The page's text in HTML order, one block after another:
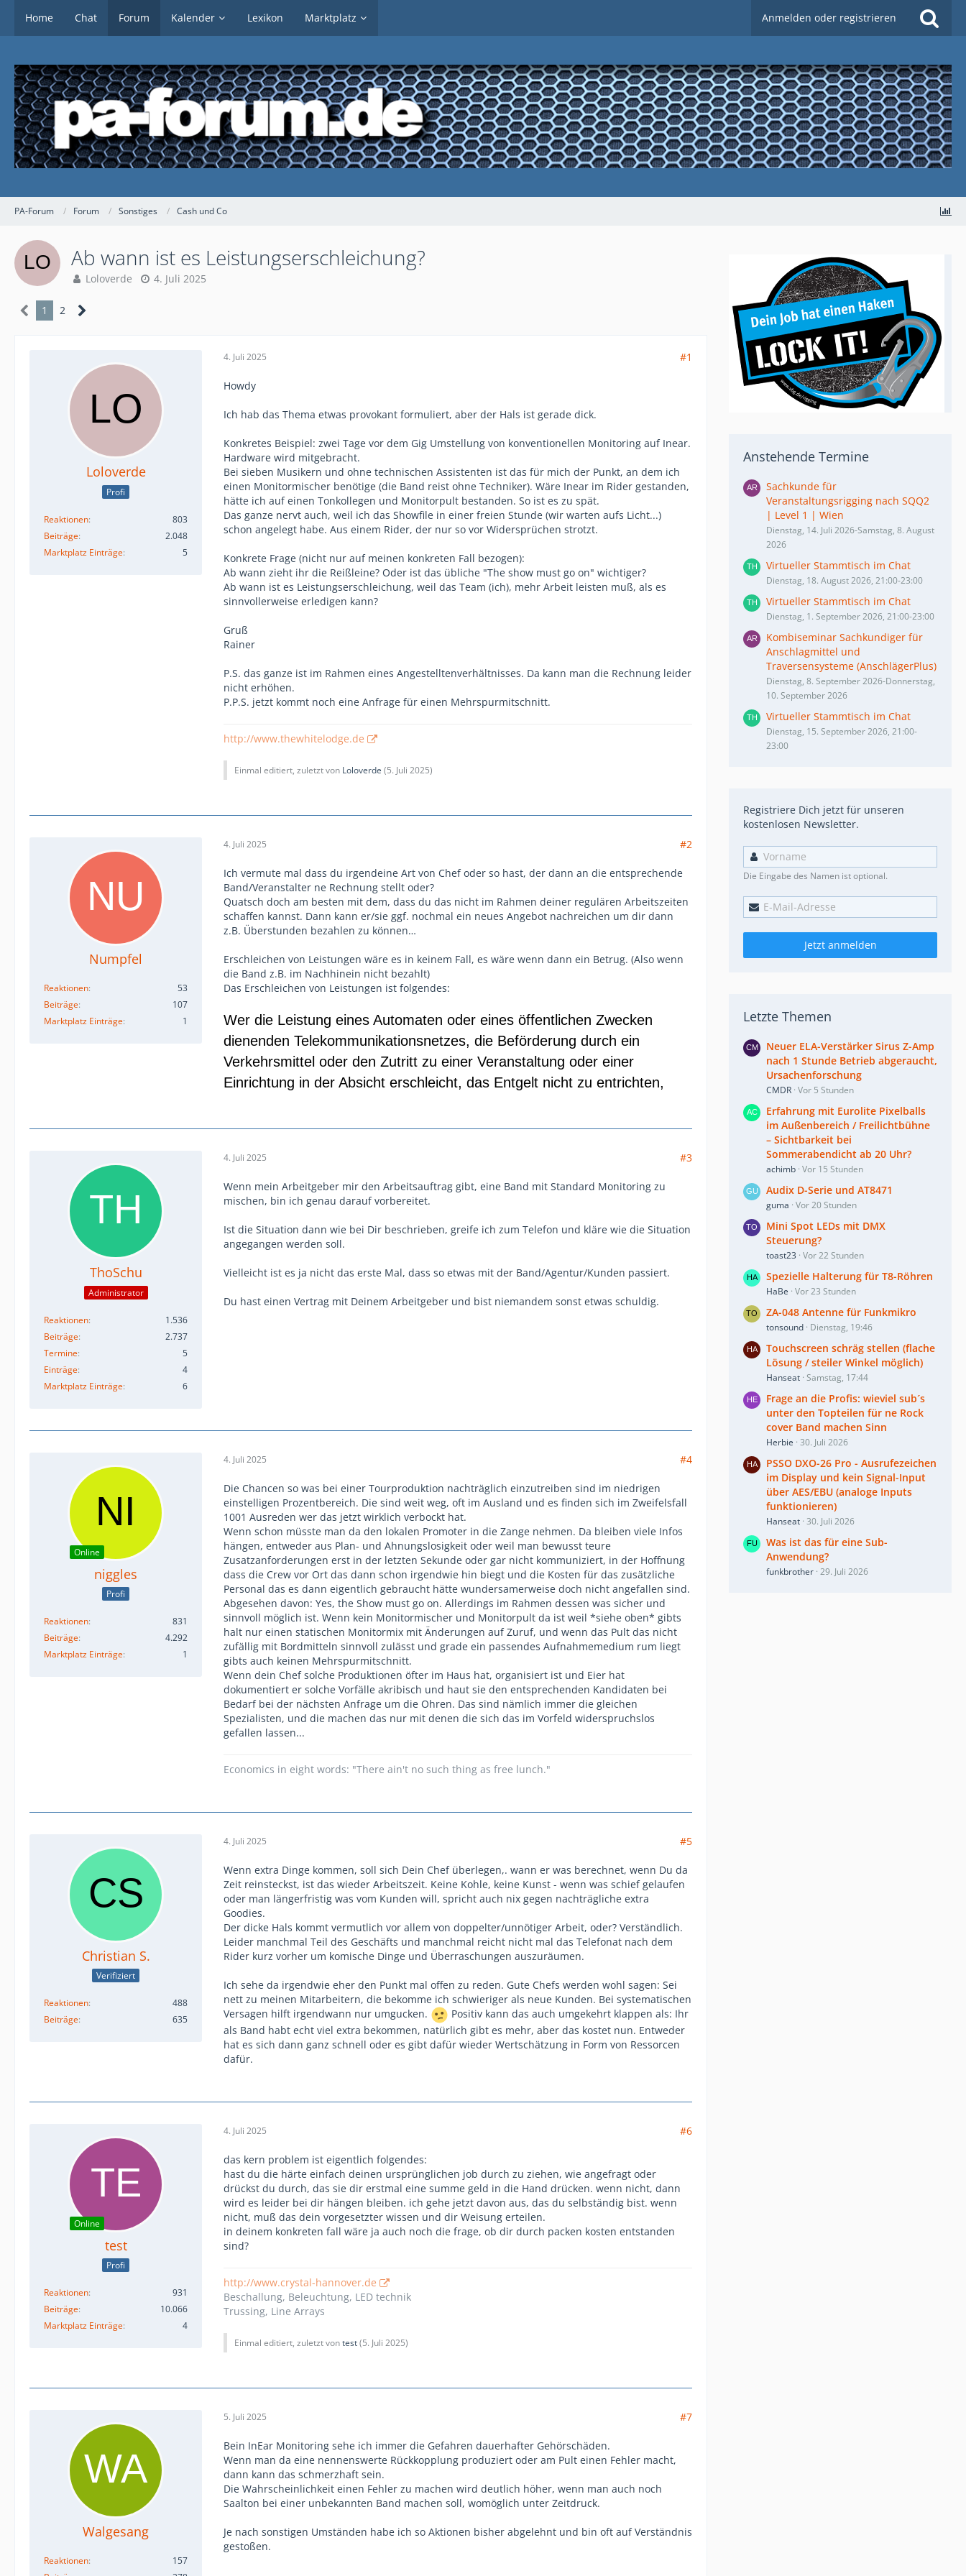
Home Chat Forum Kalender Lexikon Marktplatz Anmelden oder registrieren
PA-Forum Forum Sonstiges Cash und Co
Ab wann ist es Leistungserschleichung?
Loloverde 4. Juli 2025
1 2
Loloverde
Profi
Reaktionen
803
Beiträge
2.048
Marktplatz Einträge
5
4. Juli 2025 #1
Howdy
Ich hab das Thema etwas provokant formuliert, aber der Hals ist gerade dick.
Konkretes Beispiel: zwei Tage vor dem Gig Umstellung von konventionellen Monitoring auf Inear.
Hardware wird mitgebracht.
Bei sieben Musikern und ohne technischen Assistenten ist das für mich der Punkt, an dem ich
einen Monitormischer benötige (die Band reist ohne Techniker). Wäre Inear im Rider gestanden,
hätte ich auf einen Tonkollegen und Monitorpult bestanden. So ist es zu spät.
Das ganze nervt auch, weil ich das Showfile in einer freien Stunde (wir warten aufs Licht...)
schon angelegt habe. Aus einem Rider, der nur so vor Widersprüchen strotzt.
Konkrete Frage (nicht nur auf meinen konkreten Fall bezogen):
Ab wann zieht ihr die Reißleine? Oder ist das übliche "The show must go on" wichtiger?
Ab wann ist es Leistungserschleichung, weil das Team (ich), mehr Arbeit leisten muß, als es
sinnvollerweise erledigen kann?
Gruß
Rainer
P.S. das ganze ist im Rahmen eines Angestelltenverhältnisses. Da kann man die Rechnung leider
nicht erhöhen.
P.P.S. jetzt kommt noch eine Anfrage für einen Mehrspurmitschnitt.
http://www.thewhitelodge.de
Einmal editiert, zuletzt von Loloverde (5. Juli 2025)
Numpfel
Reaktionen
53
Beiträge
107
Marktplatz Einträge
1
4. Juli 2025 #2
Ich vermute mal dass du irgendeine Art von Chef oder so hast, der dann an die entsprechende
Band/Veranstalter ne Rechnung stellt oder?
Quatsch doch am besten mit dem, dass du das nicht im Rahmen deiner regulären Arbeitszeiten
schaffen kannst. Dann kann er/sie ggf. nochmal ein neues Angebot nachreichen um dir dann
z.B. Überstunden bezahlen zu können…
Erschleichen von Leistungen wäre es in keinem Fall, es wäre wenn dann ein Betrug. (Also wenn
die Band z.B. im Nachhinein nicht bezahlt)
Das Erschleichen von Leistungen ist folgendes:
Wer die Leistung eines Automaten oder eines öffentlichen Zwecken
dienenden Telekommunikationsnetzes, die Beförderung durch ein
Verkehrsmittel oder den Zutritt zu einer Veranstaltung oder einer
Einrichtung in der Absicht erschleicht, das Entgelt nicht zu entrichten,
ThoSchu
Administrator
Reaktionen
1.536
Beiträge
2.737
Termine
5
Einträge
4
Marktplatz Einträge
6
4. Juli 2025 #3
Wenn mein Arbeitgeber mir den Arbeitsauftrag gibt, eine Band mit Standard Monitoring zu
mischen, bin ich genau darauf vorbereitet.
Ist die Situation dann wie bei Dir beschrieben, greife ich zum Telefon und kläre wie die Situation
angegangen werden soll.
Vielleicht ist es ja nicht das erste Mal, dass so etwas mit der Band/Agentur/Kunden passiert.
Du hast einen Vertrag mit Deinem Arbeitgeber und bist niemandem sonst etwas schuldig.
Online
niggles
Profi
Reaktionen
831
Beiträge
4.292
Marktplatz Einträge
1
4. Juli 2025 #4
Die Chancen so was bei einer Tourproduktion nachträglich einzutreiben sind im niedrigen
einstelligen Prozentbereich. Die sind weit weg, oft im Ausland und es finden sich im Zweifelsfall
1001 Ausreden wer das jetzt wirklich verbockt hat.
Wenn schon müsste man da den lokalen Promoter in die Zange nehmen. Da bleiben viele Infos
hängen, entweder aus Plan- und Ahnungslosigkeit oder weil man bewusst teure
Zusatzanforderungen erst in der letzten Sekunde oder gar nicht kommuniziert, in der Hoffnung
dass die Crew vor Ort das dann schon irgendwie hin biegt und die Kosten für das zusätzliche
Personal das es dann eigentlich gebraucht hätte wundersamerweise doch nicht angefallen sind.
Abgesehen davon: Yes, the Show must go on. Allerdings im Rahmen dessen was sicher und
sinnvoll möglich ist. Wenn kein Monitormischer und Monitorpult da ist weil *siehe oben* gibts
halt nur einen statischen Monitormix mit Änderungen auf Zuruf, und wenn das Pult das nicht
zufällig mit Bordmitteln sinnvoll zulässt und grade ein passendes Aufnahmemedium rum liegt
gibts auch keinen Mehrspurmitschnitt.
Wenn dein Chef solche Produktionen öfter im Haus hat, organisiert ist und Eier hat
dokumentiert er solche Vorfälle akribisch und haut sie den entsprechenden Kandidaten bei
Bedarf bei der nächsten Anfrage um die Ohren. Das sind nämlich immer die gleichen
Spezialisten, und die machen das nur mit denen die sich das im Vorfeld widerspruchslos
gefallen lassen...
Economics in eight words: "There ain't no such thing as free lunch."
Christian S.
Verifiziert
Reaktionen
488
Beiträge
635
4. Juli 2025 #5
Wenn extra Dinge kommen, soll sich Dein Chef überlegen,. wann er was berechnet, wenn Du da
Zeit reinsteckst, ist das wieder Arbeitszeit. Keine Kohle, keine Kunst - wenn was schief gelaufen
oder man längerfristig was vom Kunden will, spricht auch nix gegen nachträgliche extra
Goodies.
Der dicke Hals kommt vermutlich vor allem von doppelter/unnötiger Arbeit, oder? Verständlich.
Leider manchmal Teil des Geschäfts und manchmal reicht nicht mal das Telefonat nach dem
Rider kurz vorher um komische Dinge und Überraschungen auszuräumen.
Ich sehe da irgendwie eher den Punkt mal offen zu reden. Gute Chefs werden wohl sagen: Sei
nett zu meinen Mitarbeitern, die bekomme ich schwieriger als neue Kunden. Bei systematischen
Versagen hilft irgendwann nur umgucken.
Positiv kann das auch umgekehrt klappen als: Ihr
als Band habt echt viel extra bekommen, natürlich gibt es mehr, aber das kostet nun. Entweder
hat es sich dann ganz schnell oder es gibt dafür wieder Wertschätzung in Form von Ressorcen
dafür.
Online
test
Profi
Reaktionen
931
Beiträge
10.066
Marktplatz Einträge
4
4. Juli 2025 #6
das kern problem ist eigentlich folgendes:
hast du die härte einfach deinen ursprünglichen job durch zu ziehen, wie angefragt oder
drückst du durch, das sie dir erstmal eine summe geld in die Hand drücken. wenn nicht, dann
wird es leider bei dir hängen bleiben. ich gehe jetzt davon aus, das du selbständig bist. wenn
nicht, muß das dein vorgesetzter wissen und dir Weisung erteilen.
in deinem konkreten fall wäre ja auch noch die frage, ob dir durch packen kosten entstanden
sind?
http://www.crystal-hannover.de
Beschallung, Beleuchtung, LED technik
Trussing, Line Arrays
Einmal editiert, zuletzt vontest(5. Juli 2025)
Walgesang
Reaktionen
157
5. Juli 2025 #7
Bein InEar Monitoring sehe ich immer die Gefahren dauerhafter Gehörschäden.
Wenn man da eine nennenswerte Rückkopplung produziert oder am Pult einen Fehler macht,
dann kann das schmerzhaft sein.
Die Wahrscheinlichkeit einen Fehler zu machen wird deutlich höher, wenn man auch noch
Saalton bei einer unbekannten Band machen soll, womöglich unter Zeitdruck.
Je nach sonstigen Umständen habe ich so Aktionen bisher abgelehnt und bin oft auf Verständnis
gestoßen.
Anstehende Termine
Sachkunde für
Veranstaltungsrigging nach SQQ2
| Level 1 | Wien
Dienstag, 14. Juli 2026-Samstag, 8. August
2026
Virtueller Stammtisch im Chat
Dienstag, 18. August 2026, 21:00-23:00
Virtueller Stammtisch im Chat
Dienstag, 1. September 2026, 21:00-23:00
Kombiseminar Sachkundiger für
Anschlagmittel und
Traversensysteme (AnschlägerPlus)
Dienstag, 8. September 2026-Donnerstag,
10. September 2026
Virtueller Stammtisch im Chat
Dienstag, 15. September 2026, 21:00-
23:00
Registriere Dich jetzt für unseren
kostenlosen Newsletter.
Die Eingabe des Namen ist optional.
Jetzt anmelden
Letzte Themen
Neuer ELA-Verstärker Sirus Z-Amp
nach 1 Stunde Betrieb abgeraucht,
Ursachenforschung
CMDR Vor 5 Stunden
Erfahrung mit Eurolite Pixelballs
im Außenbereich / Freilichtbühne
– Sichtbarkeit bei
Sommerabendicht ab 20 Uhr?
achimb Vor 15 Stunden
Audix D-Serie und AT8471
guma Vor 20 Stunden
Mini Spot LEDs mit DMX
Steuerung?
toast23 Vor 22 Stunden
Spezielle Halterung für T8-Röhren
HaBe Vor 23 Stunden
ZA-048 Antenne für Funkmikro
tonsound Dienstag, 19:46
Touchscreen schräg stellen (flache
Lösung / steiler Winkel möglich)
Hanseat Samstag, 17:44
Frage an die Profis: wieviel sub´s
unter den Topteilen für ne Rock
cover Band machen Sinn
Herbie 30. Juli 2026
PSSO DXO-26 Pro - Ausrufezeichen
im Display und kein Signal-Input
über AES/EBU (analoge Inputs
funktionieren)
Hanseat 30. Juli 2026
Was ist das für eine Sub-
Anwendung?
funkbrother 29. Juli 2026